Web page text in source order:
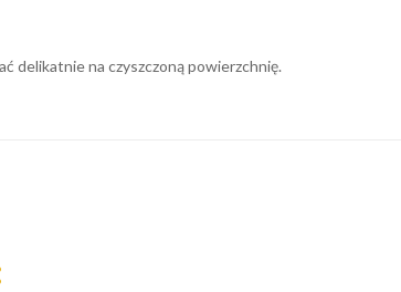
delikatnie na czyszczoną powierzchnię.